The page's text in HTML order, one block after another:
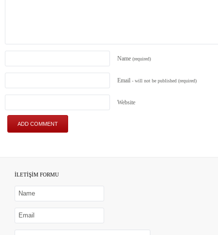
Name (required)
Email - will not be published (required)
Website
İLETİŞİM FORMU